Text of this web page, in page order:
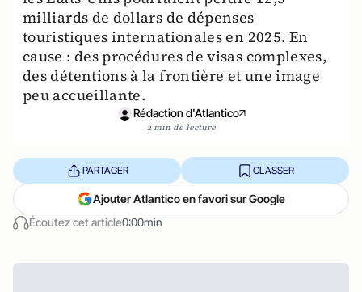
milliards de dollars de dépenses
touristiques internationales en 2025. En
cause : des procédures de visas complexes,
des détentions à la frontière et une image
peu accueillante.
Rédaction d'Atlantico
2 min de lecture
Écoutez cet article0:00min
PARTAGER CLASSER
Ajouter Atlantico en favori sur Google